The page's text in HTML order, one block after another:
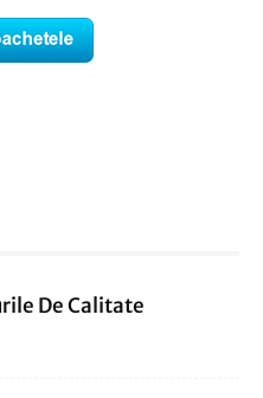
De Calitate